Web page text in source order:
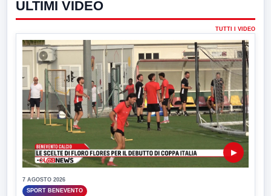
ULTIMI VIDEO
TUTTI I VIDEO
▶
7 AGOSTO 2026
SPORT BENEVENTO